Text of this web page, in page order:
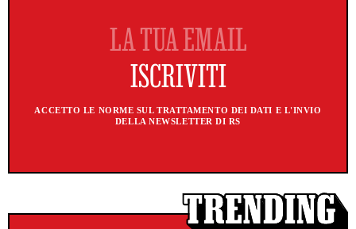
ACCETTO LE NORME SUL TRATTAMENTO DEI DATI E L'INVIO
DELLA NEWSLETTER DI RS